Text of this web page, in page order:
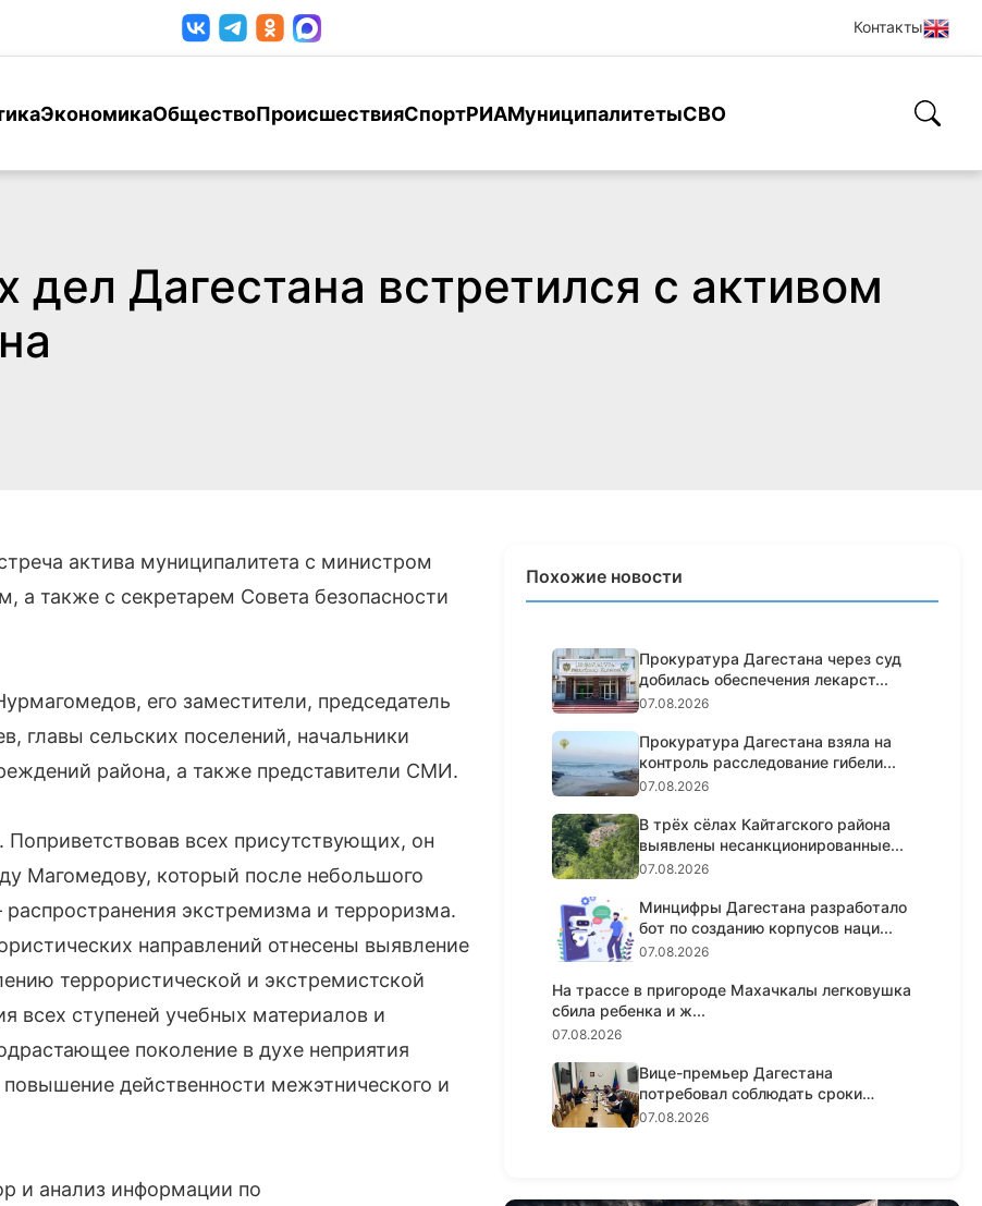
Контакты
ЭкономикаОбществоПроисшествияСпортРИАМуниципалитетыСВО
дел Дагестана встретился с активом
актива муниципалитета с министром
также с секретарем Совета безопасности
его заместители, председатель
главы сельских поселений, начальники
района, а также представители СМИ.
всех присутствующих, он
Магомедову, который после небольшого
экстремизма и терроризма.
направлений отнесены выявление
террористической и экстремистской
всех ступеней учебных материалов и
поколение в духе неприятия
действенности межэтнического и
и анализ информации по
Похожие новости
Прокуратура Дагестана через суд
добилась обеспечения лекарст...
07.08.2026
Прокуратура Дагестана взяла на
контроль расследование гибели...
07.08.2026
В трёх сёлах Кайтагского района
выявлены несанкционированные...
07.08.2026
Минцифры Дагестана разработало
бот по созданию корпусов наци...
07.08.2026
На трассе в пригороде Махачкалы легковушка
сбила ребенка и ж...
07.08.2026
Вице-премьер Дагестана
потребовал соблюдать сроки
реализации...
07.08.2026